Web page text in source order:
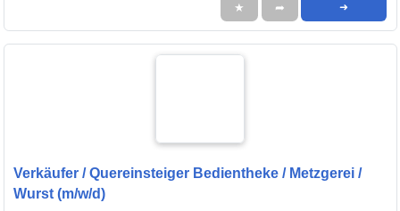
★ ➦ ➜
Verkäufer / Quereinsteiger Bedientheke / Metzgerei /
Wurst (m/w/d)